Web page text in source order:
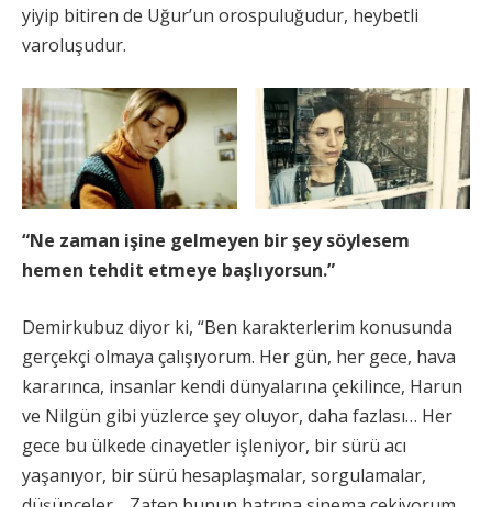
yiyip bitiren de Uğur’un orospuluğudur, heybetli
varoluşudur.
“Ne zaman işine gelmeyen bir şey söylesem
hemen tehdit etmeye başlıyorsun.”
Demirkubuz diyor ki, “Ben karakterlerim konusunda
gerçekçi olmaya çalışıyorum. Her gün, her gece, hava
kararınca, insanlar kendi dünyalarına çekilince, Harun
ve Nilgün gibi yüzlerce şey oluyor, daha fazlası… Her
gece bu ülkede cinayetler işleniyor, bir sürü acı
yaşanıyor, bir sürü hesaplaşmalar, sorgulamalar,